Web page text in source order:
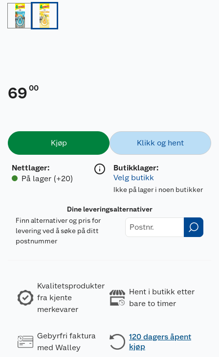
69 00
Kjøp
Nettlager:
På lager (+20)
Klikk og hent
Butikklager:
Velg butikk
Ikke på lager i noen butikker
Dine leveringsalternativer
Finn alternativer og pris for
levering ved å søke på ditt
postnummer
Kvalitetsprodukter
fra kjente
merkevarer
Hent i butikk etter
bare to timer
Gebyrfri faktura
med Walley
120 dagers åpent
kjøp